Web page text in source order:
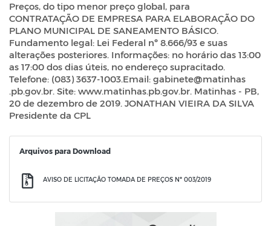
Preços, do tipo menor preço global, para
CONTRATAÇÃO DE EMPRESA PARA ELABORAÇÃO DO
PLANO MUNICIPAL DE SANEAMENTO BÁSICO.
Fundamento legal: Lei Federal nº 8.666/93 e suas
alterações posteriores. Informações: no horário das 13:00
as 17:00 dos dias úteis, no endereço supracitado.
Telefone: (083) 3637-1003.Email: gabinete@matinhas
.pb.gov.br. Site: www.matinhas.pb.gov.br. Matinhas - PB,
20 de dezembro de 2019. JONATHAN VIEIRA DA SILVA
Presidente da CPL
Arquivos para Download
AVISO DE LICITAÇÃO TOMADA DE PREÇOS Nº 003/2019